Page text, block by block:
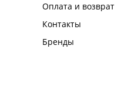
Оплата и возврат
Контакты
Бренды